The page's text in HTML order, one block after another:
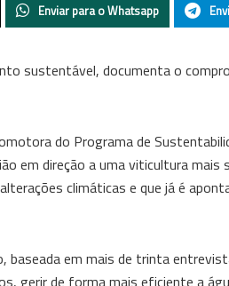
Enviar para o Whatsapp
sustentável, documenta o
do Programa de
em direção a uma viticultura mais
climáticas e que já é
baseada em mais de trinta
gerir de forma mais eficiente a